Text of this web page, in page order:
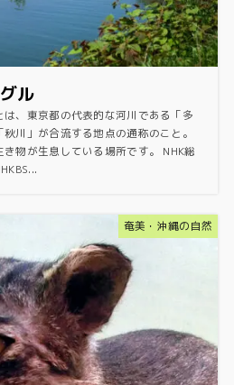
ル
は、東京都の代表的な河川である「多
川」が合流する地点の通称のこと。
物が生息している場所です。 NHK総
奄美・沖縄の自然